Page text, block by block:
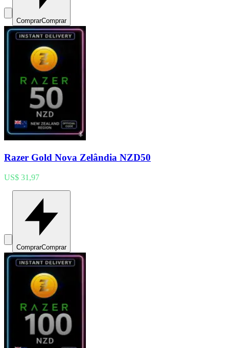
ComprarComprar
Razer Gold Nova Zelândia NZD50
US$ 31,97
ComprarComprar